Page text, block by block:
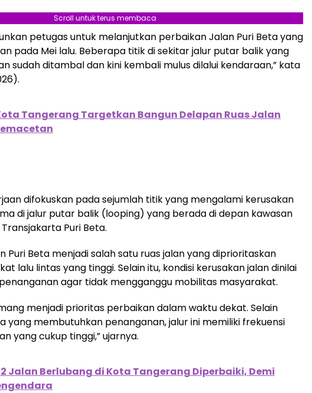
Scroll untuk terus membaca
petugas untuk melanjutkan perbaikan Jalan Puri Beta yang
pada Mei lalu. Beberapa titik di sekitar jalur putar balik yang
sudah ditambal dan kini kembali mulus dilalui kendaraan,” kata
Tangerang Targetkan Bangun Delapan Ruas Jalan
difokuskan pada sejumlah titik yang mengalami kerusakan
di jalur putar balik (looping) yang berada di depan kawasan
Puri Beta.
Puri Beta menjadi salah satu ruas jalan yang diprioritaskan
lalu lintas yang tinggi. Selain itu, kondisi kerusakan jalan dinilai
agar tidak mengganggu mobilitas masyarakat.
menjadi prioritas perbaikan dalam waktu dekat. Selain
yang membutuhkan penanganan, jalur ini memiliki frekuensi
yang cukup tinggi,” ujarnya.
Jalan Berlubang di Kota Tangerang Diperbaiki, Demi